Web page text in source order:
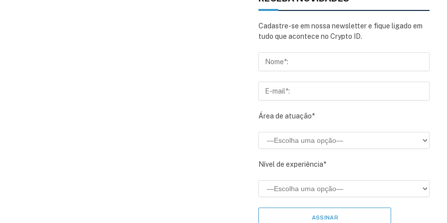
Cadastre-se em nossa newsletter e fique ligado em
tudo que acontece no Crypto ID.
Área de atuação*
Nível de experiência*